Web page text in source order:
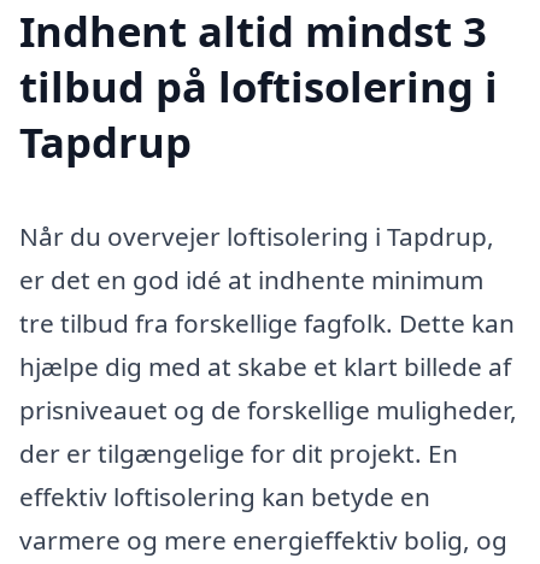
Indhent altid mindst 3
tilbud på loftisolering i
Tapdrup
Når du overvejer loftisolering i Tapdrup,
er det en god idé at indhente minimum
tre tilbud fra forskellige fagfolk. Dette kan
hjælpe dig med at skabe et klart billede af
prisniveauet og de forskellige muligheder,
der er tilgængelige for dit projekt. En
effektiv loftisolering kan betyde en
varmere og mere energieffektiv bolig, og